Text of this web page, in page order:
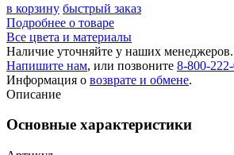
в корзину быстрый заказ
Подробнее о товаре
Все цвета и материалы
Наличие уточняйте у наших менеджеров.
Напишите нам, или позвоните 8-800-
Информация о возврате и обмене.
Описание
Основные характеристики